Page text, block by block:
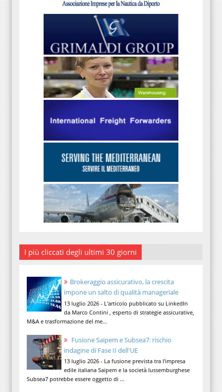
I più cliccati degli ultimi 30 giorni
Brokeraggio assicurativo, la crescita
impone un salto di qualità manageriale
13 luglio 2026 - L'articolo pubblicato su LinkedIn
da Marco Contini , esperto di strategie assicurative,
M&A e trasformazione del me...
Fusione Saipem e Subsea7: rischio
indagine di Fase II dell'UE
13 luglio 2026 - La fusione prevista tra l'impresa
edile italiana Saipem e la società lussemburghese
Subsea7 potrebbe essere oggetto di ...